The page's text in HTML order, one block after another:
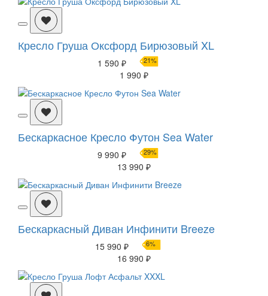
Кресло Груша Оксфорд Бирюзовый XL
1 590 ₽ 21%
1 990 ₽
Бескаркасное Кресло Футон Sea Water
9 990 ₽ 29%
13 990 ₽
Бескаркасный Диван Инфинити Breeze
15 990 ₽ 6%
16 990 ₽